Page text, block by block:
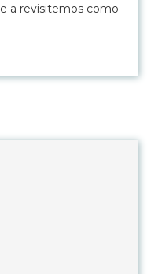
a revisitemos como